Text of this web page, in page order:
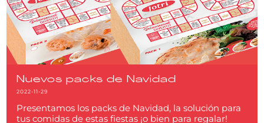
Nuevos packs de Navidad
2022-11-29
Presentamos los packs de Navidad, la solución para
tus comidas de estas fiestas ¡o bien para regalar!